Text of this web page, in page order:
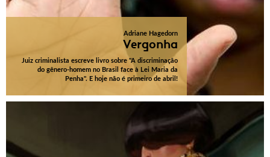
Adriane Hagedorn
Vergonha
Juiz criminalista escreve livro sobre "A discriminação
do gênero-homem no Brasil face à Lei Maria da
Penha". E hoje não é primeiro de abril!